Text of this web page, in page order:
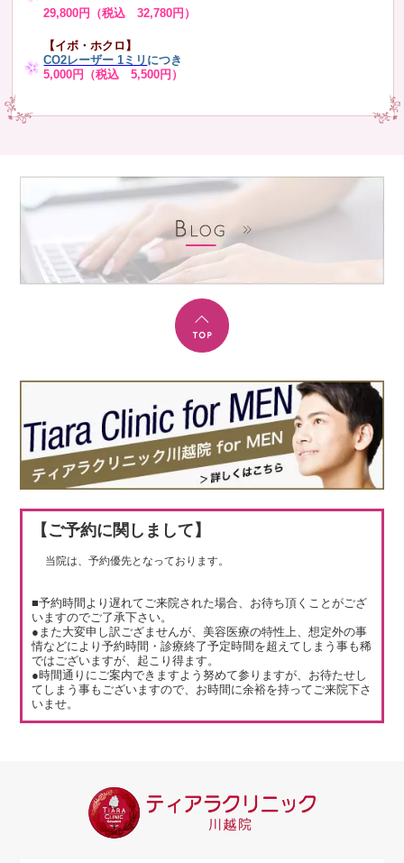
29,800円（税込 32,780円）
【イボ・ホクロ】
CO2レーザー 1ミリ につき
5,000円（税込 5,500円）
【ご予約に関しまして】
当院は、予約優先となっております。
■予約時間より遅れてご来院された場合、お待ち頂くことがござ
いますのでご了承下さい。
●また大変申し訳ござませんが、美容医療の特性上、想定外の事
情などにより予約時間・診療終了予定時間を超えてしまう事も稀
ではございますが、起こり得ます。
●時間通りにご案内できますよう努めて参りますが、お待たせし
てしまう事もございますので、お時間に余裕を持ってご来院下さ
いませ。